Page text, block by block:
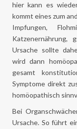
hier kann es
kommt eines zum
Impfungen,
Katzenernährung,
Ursache sollte
wird dann
gesamt
Symptome direkt
homöopathisch
Bei
Ursache. So führt